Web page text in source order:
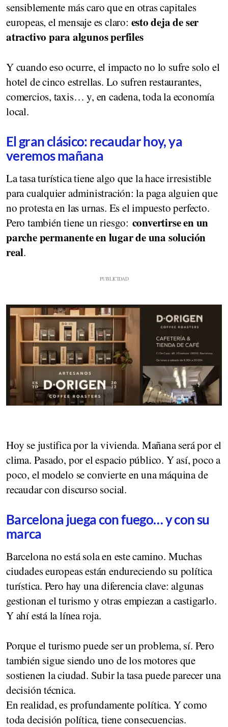
sensiblemente más caro que en otras capitales
europeas, el mensaje es claro: esto deja de ser
atractivo para algunos perfiles
Y cuando eso ocurre, el impacto no lo sufre solo el
hotel de cinco estrellas. Lo sufren restaurantes,
comercios, taxis… y, en cadena, toda la economía
local.
El gran clásico: recaudar hoy, ya
veremos mañana
La tasa turística tiene algo que la hace irresistible
para cualquier administración: la paga alguien que
no protesta en las urnas. Es el impuesto perfecto.
Pero también tiene un riesgo: convertirse en un
parche permanente en lugar de una solución
real.
Hoy se justifica por la vivienda. Mañana será por el
clima. Pasado, por el espacio público. Y así, poco a
poco, el modelo se convierte en una máquina de
recaudar con discurso social.
Barcelona juega con fuego… y con su
marca
Barcelona no está sola en este camino. Muchas
ciudades europeas están endureciendo su política
turística. Pero hay una diferencia clave: algunas
gestionan el turismo y otras empiezan a castigarlo.
Y ahí está la línea roja.
Porque el turismo puede ser un problema, sí. Pero
también sigue siendo uno de los motores que
sostienen la ciudad. Subir la tasa puede parecer una
decisión técnica.
En realidad, es profundamente política. Y como
toda decisión política, tiene consecuencias.